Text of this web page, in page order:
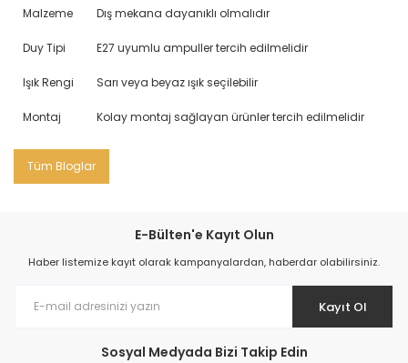
Malzeme Dış mekana dayanıklı olmalıdır
Duy Tipi E27 uyumlu ampuller tercih edilmelidir
Işık Rengi Sarı veya beyaz ışık seçilebilir
Montaj Kolay montaj sağlayan ürünler tercih edilmelidir
Tüm Bloglar
E-Bülten'e Kayıt Olun
Haber listemize kayıt olarak kampanyalardan, haberdar olabilirsiniz.
Kayıt Ol
Sosyal Medyada Bizi Takip Edin